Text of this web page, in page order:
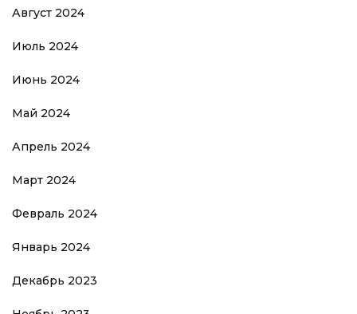
Август 2024
Июль 2024
Июнь 2024
Май 2024
Апрель 2024
Март 2024
Февраль 2024
Январь 2024
Декабрь 2023